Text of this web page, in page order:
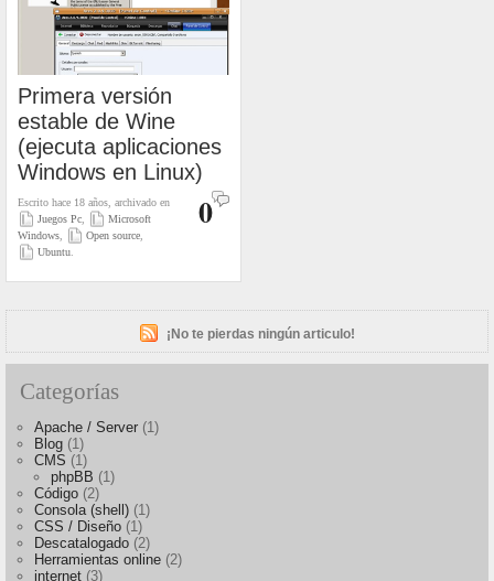
Primera versión
estable de Wine
(ejecuta aplicaciones
Windows en Linux)
0
Escrito hace 18 años, archivado en
Juegos Pc
Microsoft
Windows
Open source
Ubuntu
¡No te pierdas ningún articulo!
Categorías
Apache / Server (1)
Blog (1)
CMS (1)
phpBB (1)
Código (2)
Consola (shell) (1)
CSS / Diseño (1)
Descatalogado (2)
Herramientas online (2)
internet (3)